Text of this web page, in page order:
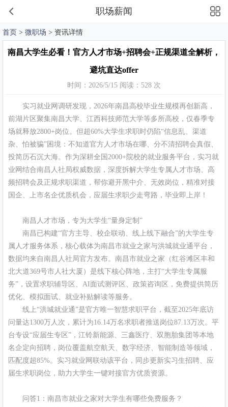
职场薪闻
首页 > 微职场 > 资讯详情
南昌大学生必看！官方人才市场+招聘会+正规渠道全解析，
避坑直达offer
时间：2026/5/15 阅读：528 次
实习就业网调研发现，2026年南昌高校毕业生规模再创新高，
前湖片区聚集南昌大学、江西科技师范大学等多所高校，仅春季专
场就释放2800+岗位。但超60%大学生求职时仍陷“信息乱、渠道
杂、怕被骗”困境：不知道官方人才市场在哪、分不清招聘会真假、
投简历石沉大海。作为深耕全国2000+院校的就业服务平台，实习就
业网结合南昌人社局权威数据，深度拆解大学生专属人才市场、高
频招聘会及正规求职渠道，帮你避开黑中介、无效岗位，精准对接
国企、上市名企优质机会，应届生求职少走弯路，毕业即上岸！
南昌人才市场，专为大学生“量身定制”
南昌已构建“官方主导、校企联动、线上线下融合”的大学生专
属人才服务体系，核心载体为南昌市就业之家与洪城就业通平台，
数据均来自南昌人社局官方发布。南昌市就业之家（红谷滩区丰和
北大道369号市人社大厦）是线下核心阵地，主打“大学生专属服
务”，设置求职辅导区、AI面试测评区、政策咨询区，免费提供简历
优化、模拟面试、就业补贴解读等服务。
线上“洪城就业通”是官方唯一智慧求职平台，截至2025年底访
问量达1300万人次，累计为16.14万名求职者推送岗位87.13万次。平
台专设“应届生专区”，江铃新能源、三鑫医疗、双胞胎集团等本地
名企定向招聘，岗位覆盖航空航天、数字经济、智能制造等领域，
匹配度超85%。实习就业网联动该平台，同步更新实习生招聘、应
届生求职岗位，助力大学生一键对接官方优质资源。
问答1：南昌市就业之家对大学生有哪些免费服务？